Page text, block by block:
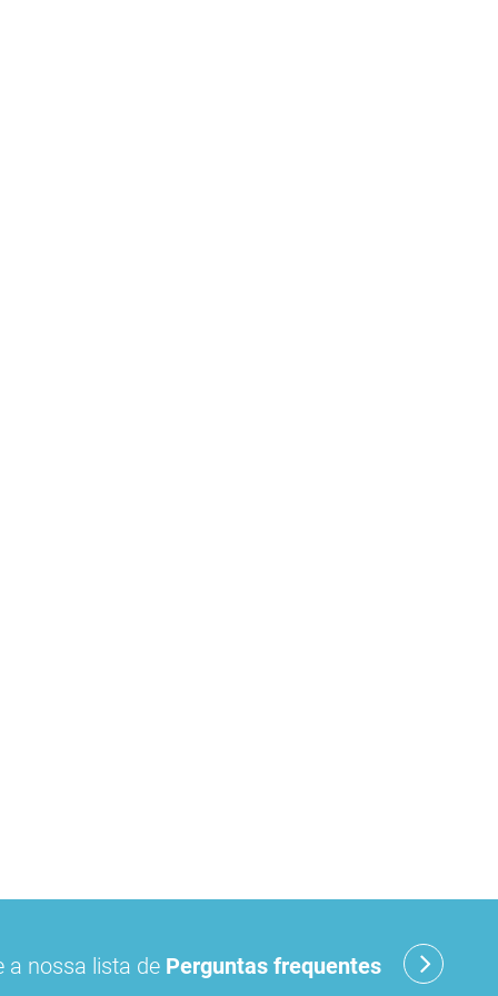
a nossa lista de Perguntas frequentes